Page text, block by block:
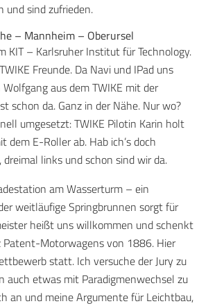
und sind zufrieden.
– Mannheim – Oberursel
KIT – Karlsruher Institut für Technology.
Freunde. Da Navi und IPad uns
aus dem TWIKE mit der
schon da. Ganz in der Nähe. Nur wo?
umgesetzt: TWIKE Pilotin Karin holt
dem E-Roller ab. Hab ich’s doch
links und schon sind wir da.
am Wasserturm – ein
weitläufige Springbrunnen sorgt für
heißt uns willkommen und schenkt
Patent-Motorwagens von 1886. Hier
statt. Ich versuche der Jury zu
auch etwas mit Paradigmenwechsel zu
an und meine Argumente für Leichtbau,